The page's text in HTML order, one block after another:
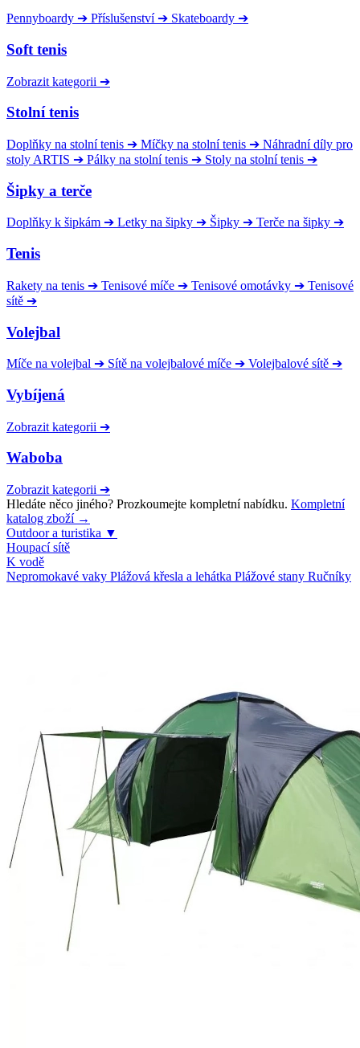
Pennyboardy ➔ Příslušenství ➔ Skateboardy ➔
Soft tenis
Zobrazit kategorii ➔
Stolní tenis
Doplňky na stolní tenis ➔ Míčky na stolní tenis ➔ Náhradní díly pro
stoly ARTIS ➔ Pálky na stolní tenis ➔ Stoly na stolní tenis ➔
Šipky a terče
Doplňky k šipkám ➔ Letky na šipky ➔ Šipky ➔ Terče na šipky ➔
Tenis
Rakety na tenis ➔ Tenisové míče ➔ Tenisové omotávky ➔ Tenisové
sítě ➔
Volejbal
Míče na volejbal ➔ Sítě na volejbalové míče ➔ Volejbalové sítě ➔
Vybíjená
Zobrazit kategorii ➔
Waboba
Zobrazit kategorii ➔
Hledáte něco jiného? Prozkoumejte kompletní nabídku. Kompletní
katalog zboží →
Outdoor a turistika ▼
Houpací sítě
K vodě
Nepromokavé vaky Plážová křesla a lehátka Plážové stany Ručníky